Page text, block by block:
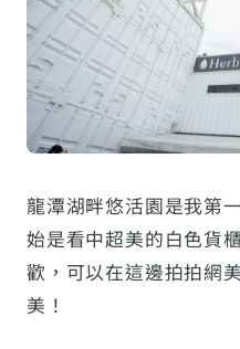
龍潭湖畔悠活園是我第
始是看中超美的白色貨
歡，可以在這邊拍拍網
美！